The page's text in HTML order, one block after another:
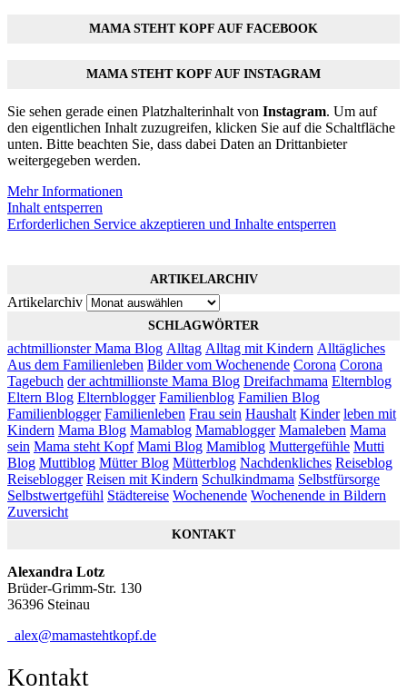
MAMA STEHT KOPF AUF FACEBOOK
MAMA STEHT KOPF AUF INSTAGRAM
Sie sehen gerade einen Platzhalterinhalt von Instagram. Um auf
den eigentlichen Inhalt zuzugreifen, klicken Sie auf die Schaltfläche
unten. Bitte beachten Sie, dass dabei Daten an Drittanbieter
weitergegeben werden.
Mehr Informationen
Inhalt entsperren
Erforderlichen Service akzeptieren und Inhalte entsperren
ARTIKELARCHIV
Artikelarchiv
SCHLAGWÖRTER
achtmillionster Mama Blog Alltag Alltag mit Kindern Alltägliches
Aus dem Familienleben Bilder vom Wochenende Corona Corona
Tagebuch der achtmillionste Mama Blog Dreifachmama Elternblog
Eltern Blog Elternblogger Familienblog Familien Blog
Familienblogger Familienleben Frau sein Haushalt Kinder leben mit
Kindern Mama Blog Mamablog Mamablogger Mamaleben Mama
sein Mama steht Kopf Mami Blog Mamiblog Muttergefühle Mutti
Blog Muttiblog Mütter Blog Mütterblog Nachdenkliches Reiseblog
Reiseblogger Reisen mit Kindern Schulkindmama Selbstfürsorge
Selbstwertgefühl Städtereise Wochenende Wochenende in Bildern
Zuversicht
KONTAKT
Alexandra Lotz
Brüder-Grimm-Str. 130
36396 Steinau
alex@mamastehtkopf.de
Kontakt